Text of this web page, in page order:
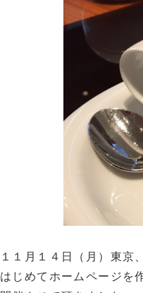
１１月１４日（月）東京
はじめてホームページを